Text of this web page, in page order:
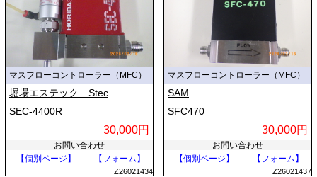
マスフローコントローラー（MFC）
堀場エステック Stec
SEC-4400R
30,000円
お問い合わせ
【個別ページ】
【フォーム】
Z26021434
マスフローコントローラー（MFC）
SAM
SFC470
30,000円
お問い合わせ
【個別ページ】
【フォーム】
Z26021437